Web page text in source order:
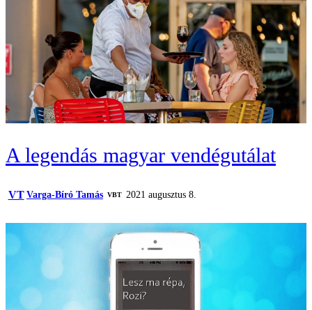
A legendás magyar vendégutálat
VT Varga-Bíró Tamás VBT 2021 augusztus 8.